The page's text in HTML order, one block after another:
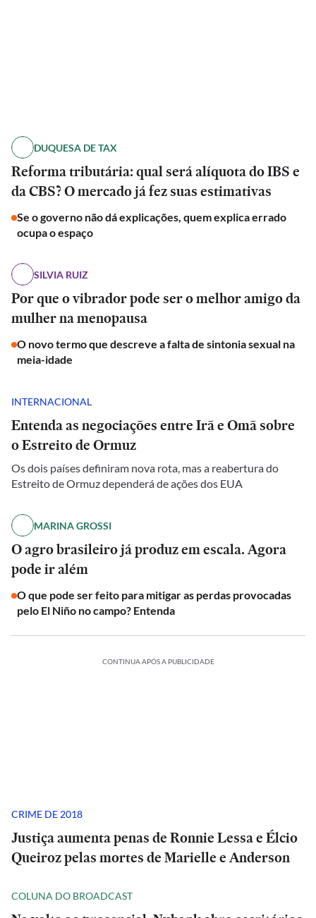
DUQUESA DE TAX
Reforma tributária: qual será alíquota do IBS e
da CBS? O mercado já fez suas estimativas
Se o governo não dá explicações, quem explica errado
ocupa o espaço
SILVIA RUIZ
Por que o vibrador pode ser o melhor amigo da
mulher na menopausa
O novo termo que descreve a falta de sintonia sexual na
meia-idade
INTERNACIONAL
Entenda as negociações entre Irã e Omã sobre
o Estreito de Ormuz
Os dois países definiram nova rota, mas a reabertura do
Estreito de Ormuz dependerá de ações dos EUA
MARINA GROSSI
O agro brasileiro já produz em escala. Agora
pode ir além
O que pode ser feito para mitigar as perdas provocadas
pelo El Niño no campo? Entenda
CONTINUA APÓS A PUBLICIDADE
CRIME DE 2018
Justiça aumenta penas de Ronnie Lessa e Élcio
Queiroz pelas mortes de Marielle e Anderson
COLUNA DO BROADCAST